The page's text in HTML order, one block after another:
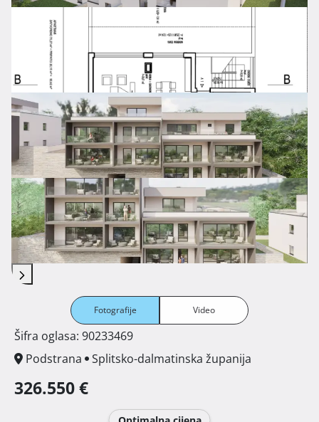
Fotografije Video
Šifra oglasa: 90233469
Podstrana
Splitsko-dalmatinska županija
326.550 €